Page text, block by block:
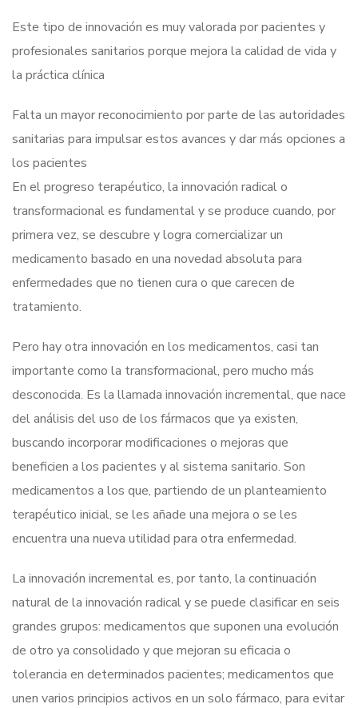
Este tipo de innovación es muy valorada por pacientes y
profesionales sanitarios porque mejora la calidad de vida y
la práctica clínica
Falta un mayor reconocimiento por parte de las autoridades
sanitarias para impulsar estos avances y dar más opciones a
los pacientes
En el progreso terapéutico, la innovación radical o
transformacional es fundamental y se produce cuando, por
primera vez, se descubre y logra comercializar un
medicamento basado en una novedad absoluta para
enfermedades que no tienen cura o que carecen de
tratamiento.
Pero hay otra innovación en los medicamentos, casi tan
importante como la transformacional, pero mucho más
desconocida. Es la llamada innovación incremental, que nace
del análisis del uso de los fármacos que ya existen,
buscando incorporar modificaciones o mejoras que
beneficien a los pacientes y al sistema sanitario. Son
medicamentos a los que, partiendo de un planteamiento
terapéutico inicial, se les añade una mejora o se les
encuentra una nueva utilidad para otra enfermedad.
La innovación incremental es, por tanto, la continuación
natural de la innovación radical y se puede clasificar en seis
grandes grupos: medicamentos que suponen una evolución
de otro ya consolidado y que mejoran su eficacia o
tolerancia en determinados pacientes; medicamentos que
unen varios principios activos en un solo fármaco, para evitar